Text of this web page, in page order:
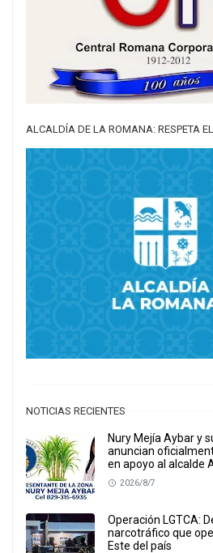
ALCALDÍA DE LA ROMANA: RESPETA
NOTICIAS RECIENTES
Nury Mejía Aybar y
anuncian
en apoyo al alcalde
2026/8/7
Operación LGTCA:
narcotráfico que
Este del país